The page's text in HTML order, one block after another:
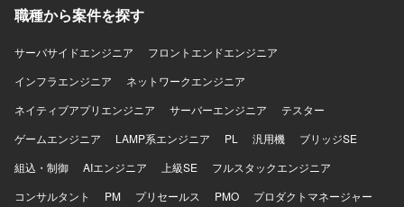
考えています。 【ポジションの魅力】 本番環境での障害対
応やログを起点とした調査を通じて、システム全体への理
解を深めながらスキルアップできるポジションです。AWS
やコンテナ環境などのクラウドインフラ技術にも触れなが
ら、保守・エンハンス開発の経験を積んでいただけます。
ムに携わっていただきます。AWSやコンテナ環境
（Docker/ECS等）、Reactを含むフロントエンド、REST
術要素に触れていただく機会があります。
職種から案件を探す
サーバサイドエンジニア
フロントエンドエンジニア
インフラエンジニア
ネットワークエンジニア
ネイティブアプリエンジニア
サーバーエンジニア
テスター
ゲームエンジニア
LAMP系エンジニア PL 汎用機
ブリッジSE
組込・制御
AIエンジニア 上級SE
フルスタックエンジニア
コンサルタント
PM プリセールス PMO
プロダクトマネージャー